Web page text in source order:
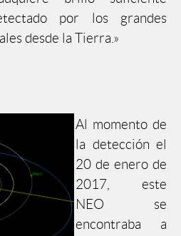
por los grandes
desde la Tierra.»
Al momento de
la detección el
20 de enero de
2017, este
NEO se
encontraba a